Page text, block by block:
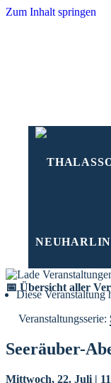
Zum Inhalt springen
📅 Übersicht aller
Diese Veranstaltung
Veranstaltungsserie:
Seeräuber-
Mittwoch, 22. Juli |